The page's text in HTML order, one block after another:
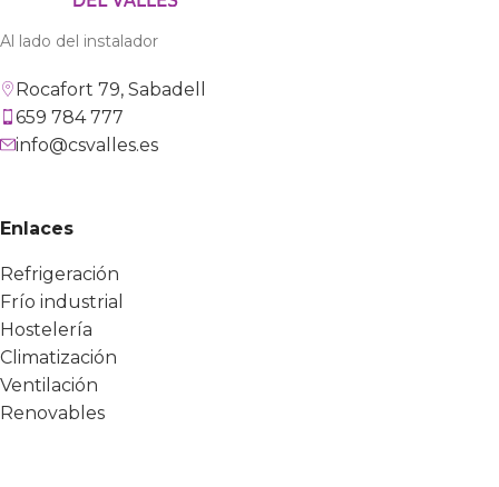
Al lado del instalador
Rocafort 79, Sabadell
659 784 777
info@csvalles.es
Enlaces
Refrigeración
Frío industrial
Hostelería
Climatización
Ventilación
Renovables